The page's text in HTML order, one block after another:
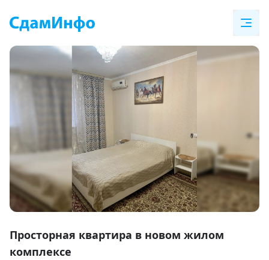
1
of
Просторная квартира в новом жилом
комплексе